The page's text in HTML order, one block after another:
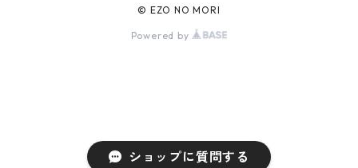
ショップに質問する
© EZO NO MORI
Powered by